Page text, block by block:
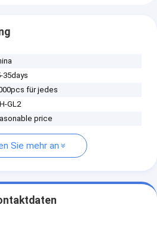
35days
für jedes
GL2
price
Sie mehr an